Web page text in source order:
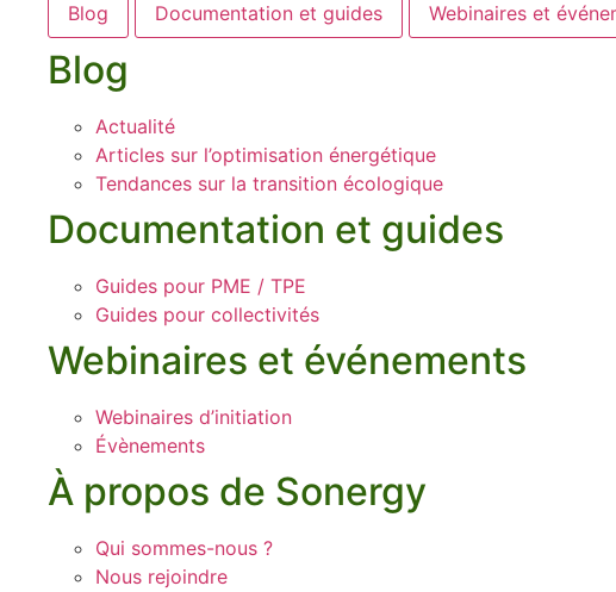
Blog
Documentation et guides Webinaires et
Blog
Actualité
Articles sur l’optimisation énergétique
Tendances sur la transition écologique
Documentation et guides
Guides pour PME / TPE
Guides pour collectivités
Webinaires et événements
Webinaires d’initiation
Évènements
À propos de Sonergy
Qui sommes-nous ?
Nous rejoindre